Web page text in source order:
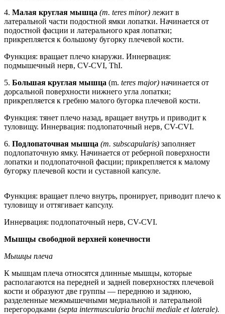
4. Малая круглая мышца (m. teres minor) лежит в
латеральной части подостной ямки лопатки. Начинается от
подостной фасции и латерального края лопатки;
прикрепляется к большому бугорку плечевой кости.
Функция: вращает плечо кнаружи. Иннервация:
подмышечный нерв, CV-CVI, ThI.
5. Большая круглая мышца (m. teres major) начинается от
дорсальной поверхности нижнего угла лопатки;
прикрепляется к гребню малого бугорка плечевой кости.
Функция: тянет плечо назад, вращает внутрь и приводит к
туловищу. Иннервация: подлопаточный нерв, CV-CVI.
6. Подлопаточная мышца (m. subscapularis) заполняет
подлопаточную ямку. Начинается от реберной поверхности
лопатки и подлопаточной фасции; прикрепляется к малому
бугорку плечевой кости и суставной капсуле.
Функция: вращает плечо внутрь, пронирует, приводит плечо к
туловищу и оттягивает капсулу.
Иннервация: подлопаточный нерв, CV-CVI.
Мышцы свободной верхней конечности
Мышцы плеча
К мышцам плеча относятся длинные мышцы, которые
располагаются на передней и задней поверхностях плечевой
кости и образуют две группы — переднюю и заднюю,
разделенные межмышечными медиальной и латеральной
перегородками (septa intermuscularia brachii mediale et laterale).